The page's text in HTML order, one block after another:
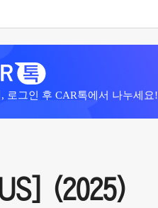
로그인 후 CAR톡에서 나누세요!
(2025)